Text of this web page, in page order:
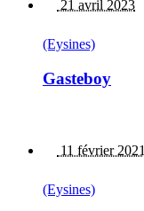
21 avril 2023
(Eysines)
Gasteboy
11 février 2021
(Eysines)